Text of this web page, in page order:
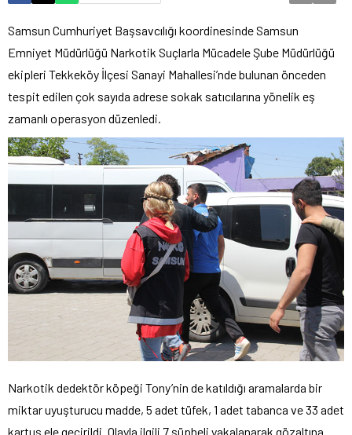
Samsun Cumhuriyet Başsavcılığı koordinesinde Samsun
Emniyet Müdürlüğü Narkotik Suçlarla Mücadele Şube Müdürlüğü
ekipleri Tekkeköy İlçesi Sanayi Mahallesi’nde bulunan önceden
tespit edilen çok sayıda adrese sokak satıcılarına yönelik eş
zamanlı operasyon düzenledi.
Narkotik dedektör köpeği Tony’nin de katıldığı aramalarda bir
miktar uyuşturucu madde, 5 adet tüfek, 1 adet tabanca ve 33 adet
kartuş ele geçirildi. Olayla ilgili 7 şüpheli yakalanarak gözaltına